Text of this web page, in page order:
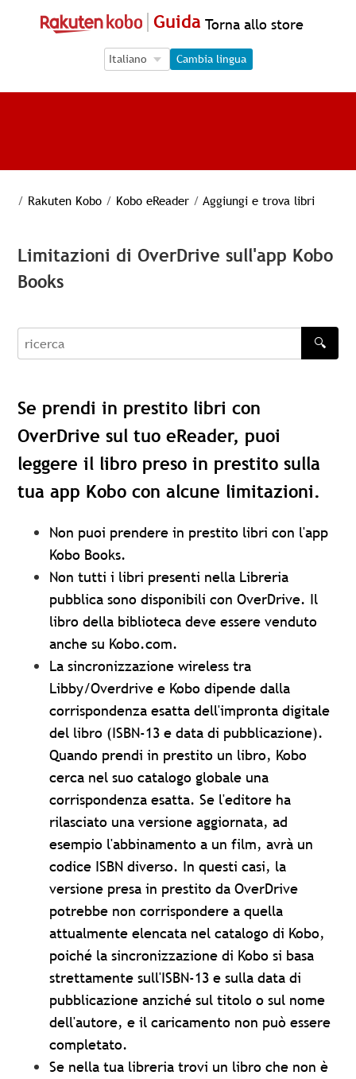
Guida Torna allo store
Language Selection
Language Selection
Cambia lingua
/ Rakuten Kobo / Kobo eReader / Aggiungi e trova libri
Limitazioni di OverDrive sull'app Kobo
Books
recherche
🔍
Se prendi in prestito libri con
OverDrive sul tuo eReader, puoi
leggere il libro preso in prestito sulla
tua app Kobo con alcune limitazioni.
Non puoi prendere in prestito libri con l'app
Kobo Books.
Non tutti i libri presenti nella Libreria
pubblica sono disponibili con OverDrive. Il
libro della biblioteca deve essere venduto
anche su Kobo.com.
La sincronizzazione wireless tra
Libby/Overdrive e Kobo dipende dalla
corrispondenza esatta dell'impronta digitale
del libro (ISBN-13 e data di pubblicazione).
Quando prendi in prestito un libro, Kobo
cerca nel suo catalogo globale una
corrispondenza esatta. Se l'editore ha
rilasciato una versione aggiornata, ad
esempio l'abbinamento a un film, avrà un
codice ISBN diverso. In questi casi, la
versione presa in prestito da OverDrive
potrebbe non corrispondere a quella
attualmente elencata nel catalogo di Kobo,
poiché la sincronizzazione di Kobo si basa
strettamente sull'ISBN-13 e sulla data di
pubblicazione anziché sul titolo o sul nome
dell'autore, e il caricamento non può essere
completato.
Se nella tua libreria trovi un libro che non è